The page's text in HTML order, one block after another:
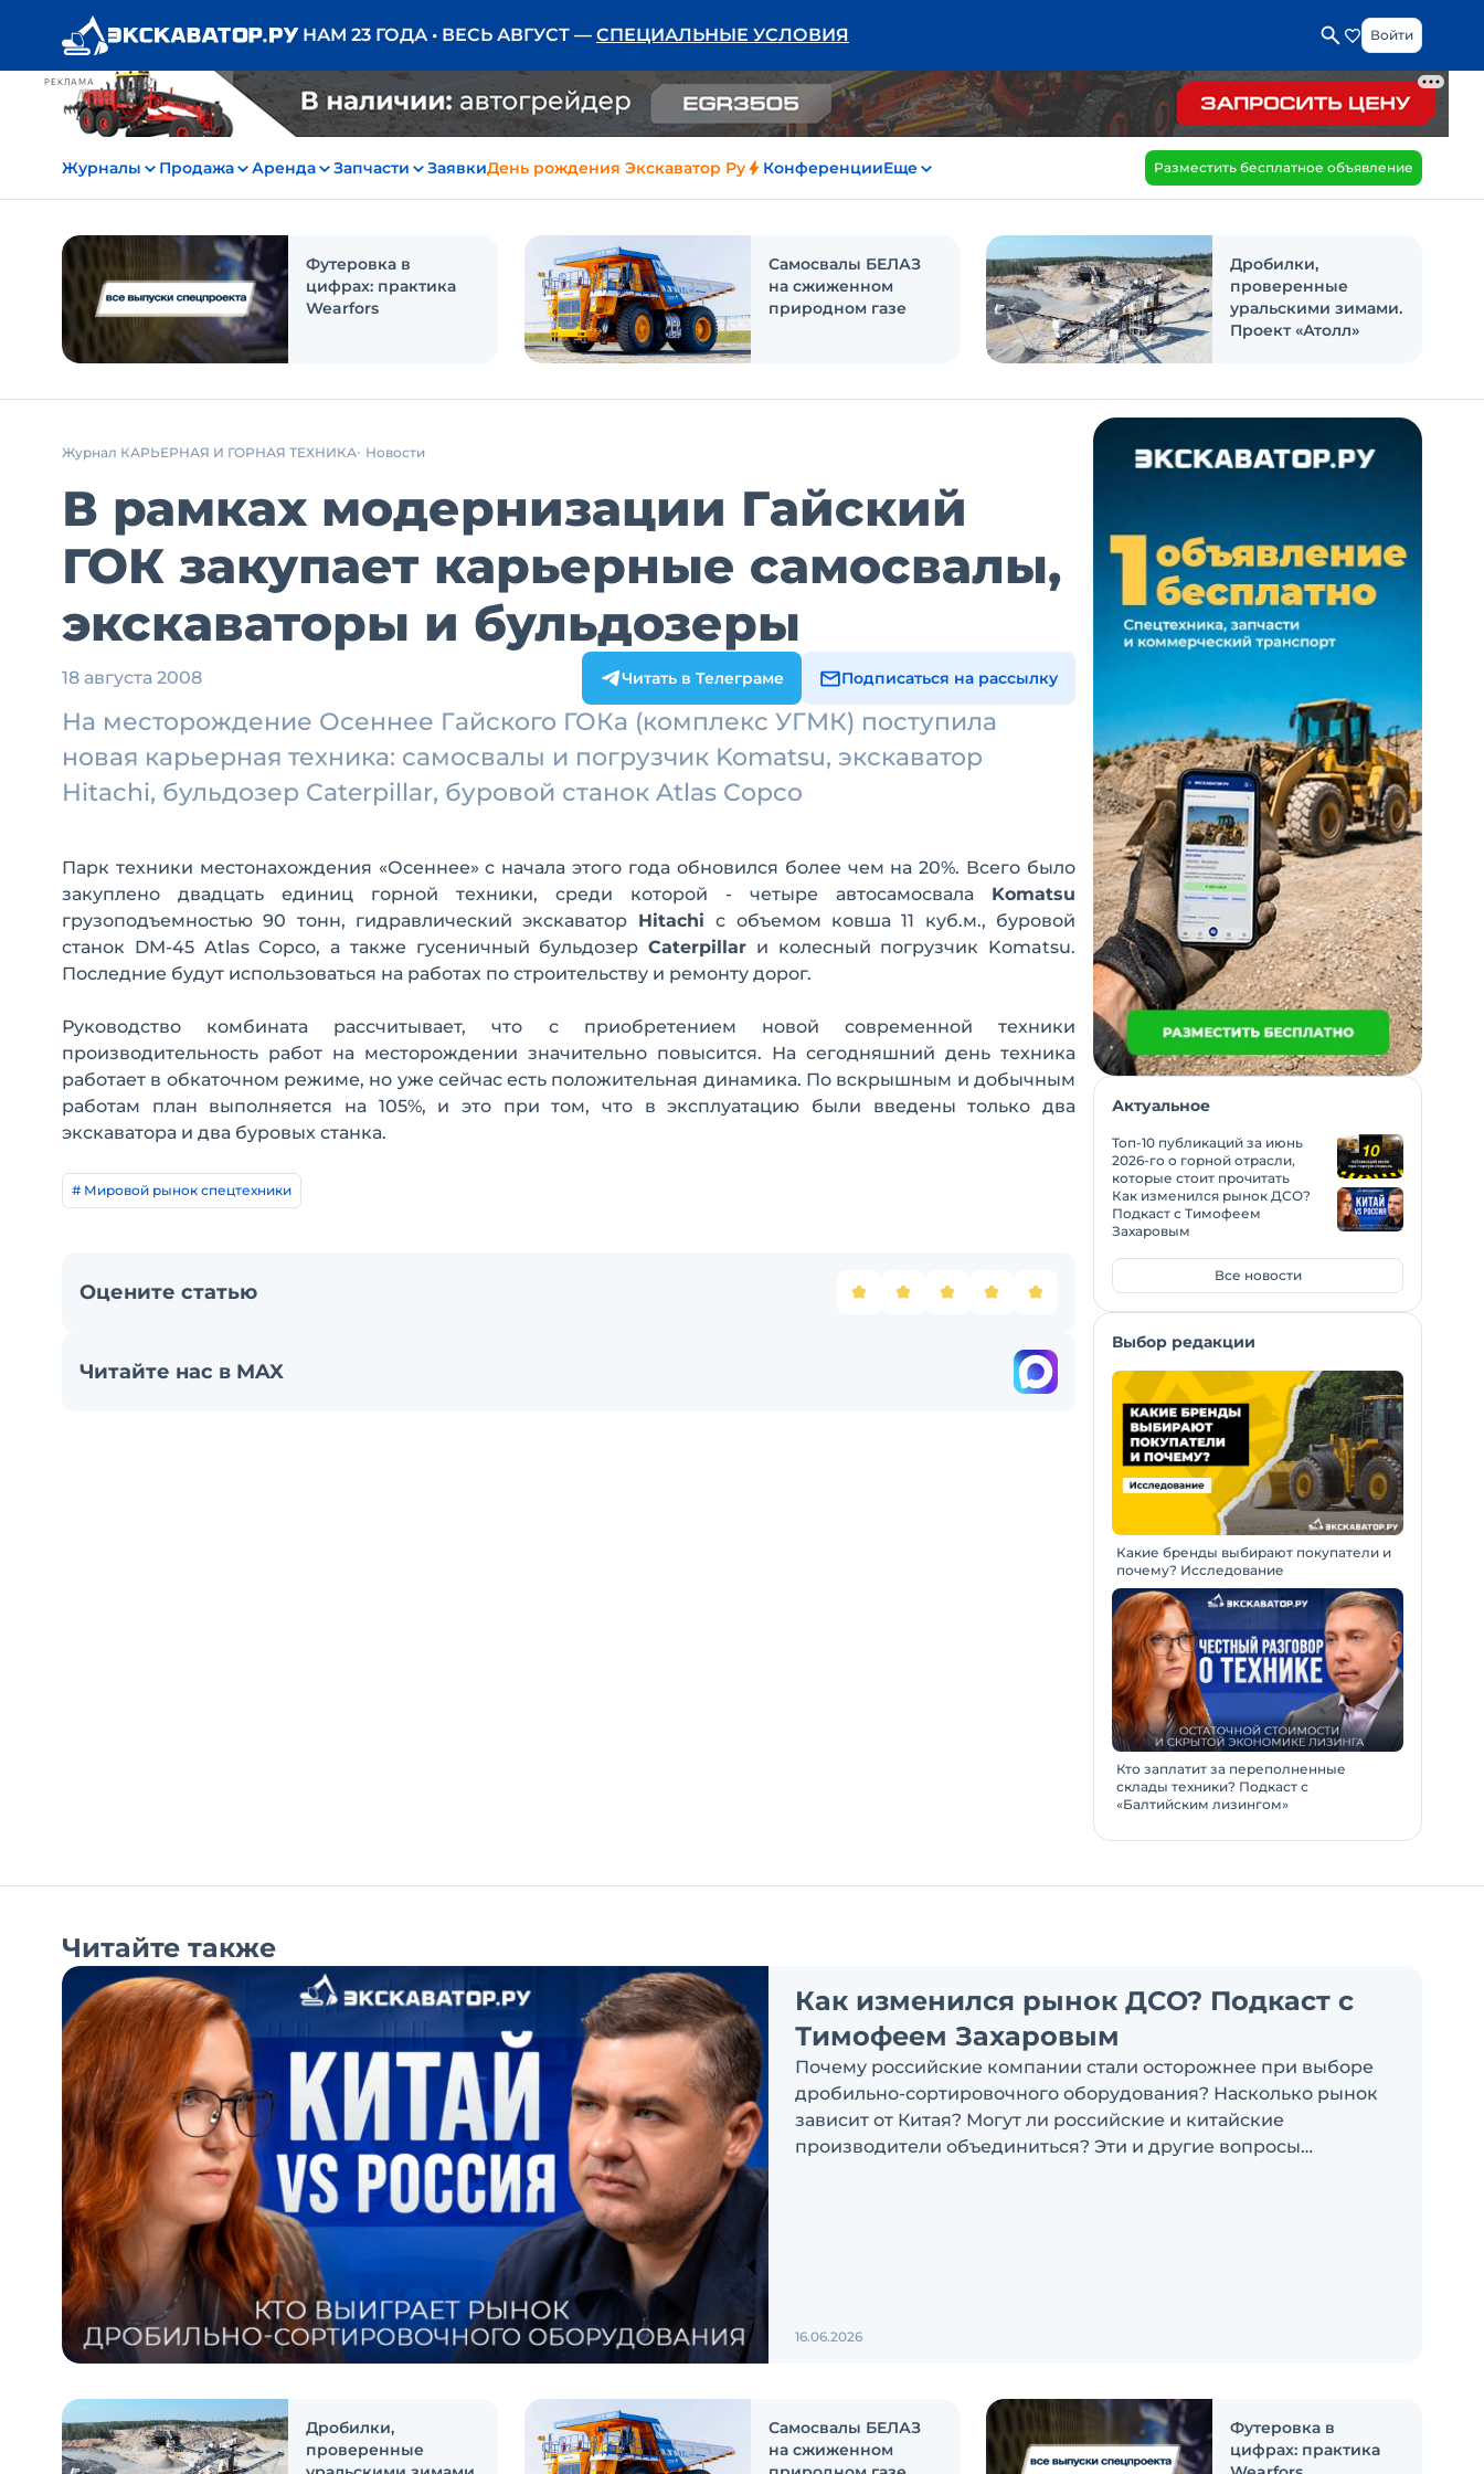
РЕКЛАМА
НАМ 23 ГОДА • ВЕСЬ АВГУСТ — СПЕЦИАЛЬНЫЕ УСЛОВИЯ Войти
Журналы Продажа Аренда Запчасти ЗаявкиДень рождения Экскаватор Ру КонференцииЕще Разместить бесплатное объявление
Футеровка в
цифрах: практика
Wearfors
Самосвалы БЕЛАЗ
на сжиженном
природном газе
Дробилки,
проверенные
уральскими зимами.
Проект «Атолл»
Журнал КАРЬЕРНАЯ И ГОРНАЯ ТЕХНИКА Новости
В рамках модернизации Гайский
ГОК закупает карьерные самосвалы,
экскаваторы и бульдозеры
18 августа 2008 Читать в Телеграме Подписаться на рассылку
На месторождение Осеннее Гайского ГОКа (комплекс УГМК) поступила
новая карьерная техника: самосвалы и погрузчик Komatsu, экскаватор
Hitachi, бульдозер Caterpillar, буровой станок Atlas Copco
Парк техники местонахождения «Осеннее» с начала этого года обновился более чем на 20%. Всего было
закуплено двадцать единиц горной техники, среди которой - четыре автосамосвала Komatsu
грузоподъемностью 90 тонн, гидравлический экскаватор Hitachiс объемом ковша 11 куб.м., буровой
станок DM-45 Atlas Copco, а также гусеничный бульдозер Caterpillar и колесный погрузчик Komatsu.
Последние будут использоваться на работах по строительству и ремонту дорог.
Руководство комбината рассчитывает, что с приобретением новой современной техники
производительность работ на месторождении значительно повысится. На сегодняшний день техника
работает в обкаточном режиме, но уже сейчас есть положительная динамика. По вскрышным и добычным
работам план выполняется на 105%, и это при том, что в эксплуатацию были введены только два
экскаватора и два буровых станка.
# Мировой рынок спецтехники
Оцените статью
Читайте нас в MAX
Актуальное
Топ-10 публикаций за июнь
2026-го о горной отрасли,
которые стоит прочитать
Как изменился рынок ДСО?
Подкаст с Тимофеем
Захаровым
Все новости
Выбор редакции
Какие бренды выбирают покупатели и
почему? Исследование
Кто заплатит за переполненные
склады техники? Подкаст с
«Балтийским лизингом»
Читайте также
Как изменился рынок ДСО? Подкаст с
Тимофеем Захаровым
Почему российские компании стали осторожнее при выборе
дробильно-сортировочного оборудования? Насколько рынок
зависит от Китая? Могут ли российские и китайские
производители объединиться? Эти и другие вопросы
16.06.2026
Дробилки,
проверенные
Самосвалы БЕЛАЗ
на сжиженном
Футеровка в
цифрах: практика